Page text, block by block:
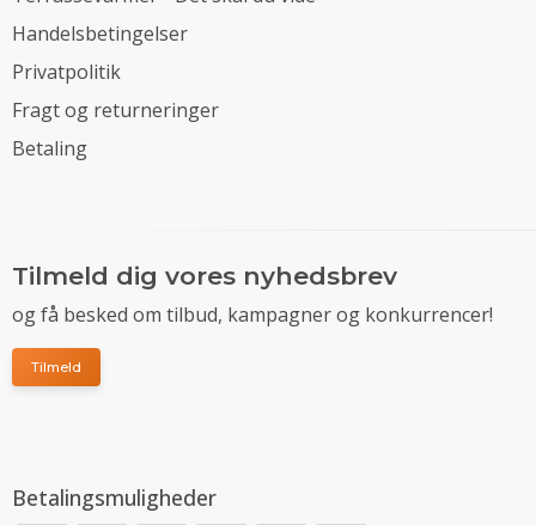
Handelsbetingelser
Privatpolitik
Fragt og returneringer
Betaling
Tilmeld dig vores nyhedsbrev
og få besked om tilbud, kampagner og konkurrencer!
Tilmeld
Betalingsmuligheder